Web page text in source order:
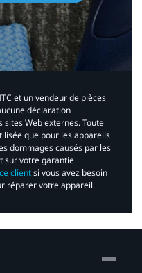
et un vendeur de pièces
déclaration
Web externes. Toute
que pour les appareils
dommages causés par les
sur votre garantie
clientsi vous avez besoin
réparer votre appareil.​